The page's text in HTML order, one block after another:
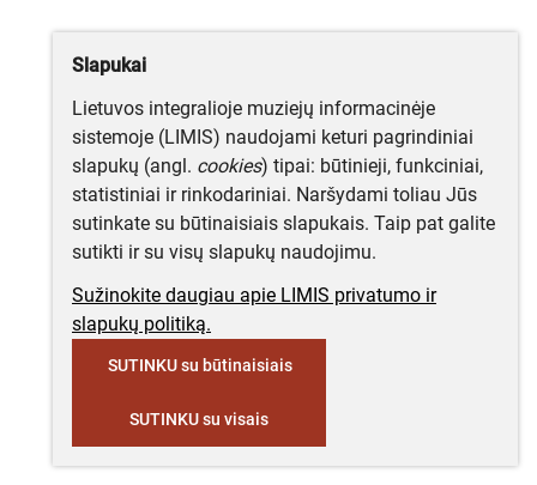
Slapukai
Lietuvos integralioje muziejų informacinėje
sistemoje (LIMIS) naudojami keturi pagrindiniai
slapukų (angl. cookies) tipai: būtinieji, funkciniai,
statistiniai ir rinkodariniai. Naršydami toliau Jūs
sutinkate su būtinaisiais slapukais. Taip pat galite
sutikti ir su visų slapukų naudojimu.
Sužinokite daugiau apie LIMIS privatumo ir
slapukų politiką.
SUTINKU su būtinaisiais
SUTINKU su visais